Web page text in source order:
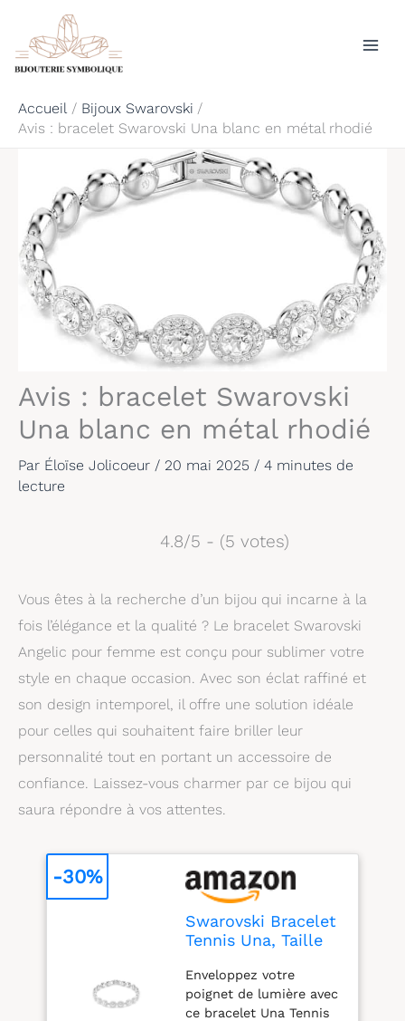
contenu
Accueil
Bijoux Swarovski
Avis : bracelet Swarovski Una blanc en métal rhodié
Avis : bracelet Swarovski
Una blanc en métal rhodié
Par Éloïse Jolicoeur / 20 mai 2025 / 4 minutes de
lecture
4.8/5 - (5 votes)
Vous êtes à la recherche d’un bijou qui incarne à la
fois l’élégance et la qualité ? Le bracelet Swarovski
Angelic pour femme est conçu pour sublimer votre
style en chaque occasion. Avec son éclat raffiné et
son design intemporel, il offre une solution idéale
pour celles qui souhaitent faire briller leur
personnalité tout en portant un accessoire de
confiance. Laissez-vous charmer par ce bijou qui
saura répondre à vos attentes.
Swarovski Bracelet
Tennis Una, Taille
rhodié
Enveloppez votre
poignet de lumière avec
ce bracelet Una Tennis
-30%
Rechercher